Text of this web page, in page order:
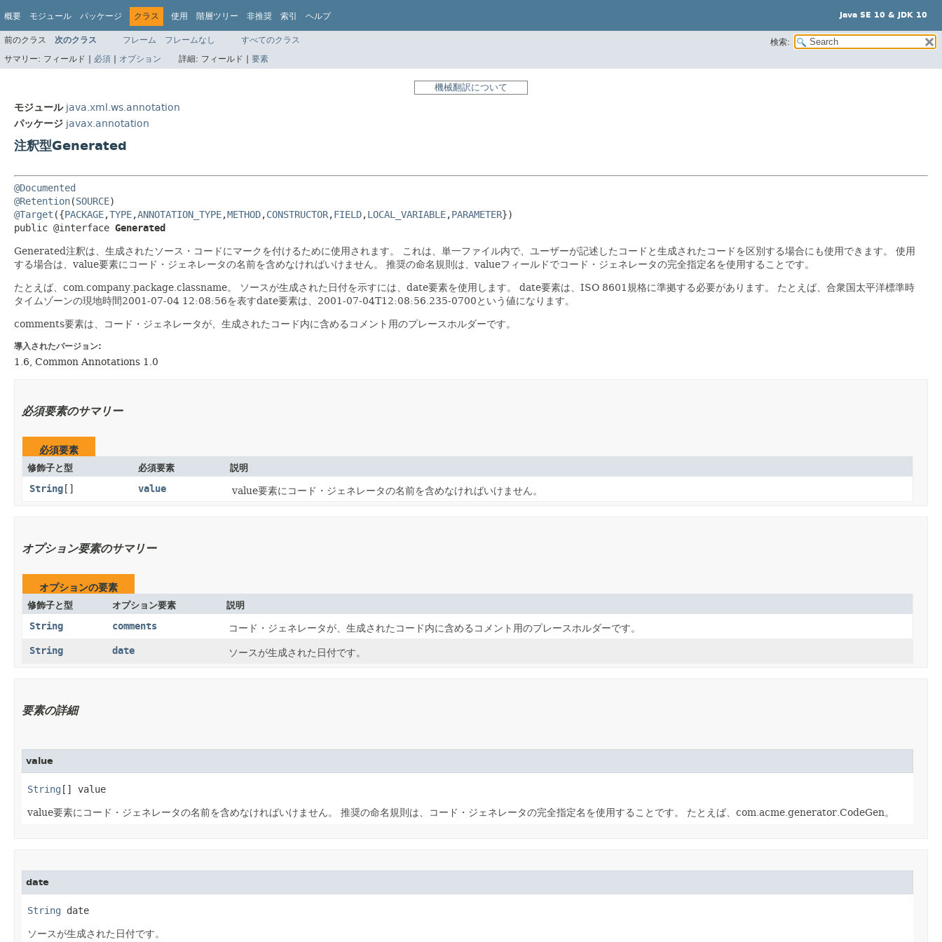
概要 モジュール パッケージ クラス 使用 階層ツリー 非推奨 索引 ヘルプ Java SE 10 & JDK 10
前のクラス 次のクラス フレーム フレームなし すべてのクラス
検索:
サマリー: フィールド | 必須 | オプション 詳細: フィールド | 要素
機械翻訳について
モジュール java.xml.ws.annotation
パッケージ javax.annotation
注釈型Generated
@Documented
@Retention(SOURCE
@Target ({PACKAGE,TYPE,ANNOTATION_TYPE,METHOD,CONSTRUCTOR,FIELD,LOCAL_VARIABLE,PARAMETER})
public @interface Generated
Generated注釈は、生成されたソース・コードにマークを付けるために使用されます。 これは、単一ファイル内で、ユーザーが記述したコードと生成されたコードを区別する場合にも使用できます。
使用
する場合は、value要素にコード・ジェネレータの名前を含めなければいけません。
推奨の命名規則は、valueフィールドでコード・ジェネレータの完全指定名を使用することです。
たとえば、com.company.package.classname。 ソースが生成された日付を示すには、date要素を使用します。 date要素は、ISO 8601規格に準拠する必要があります。
たとえば、合衆国太平洋標準時
タイムゾーンの現地時間2001-07-04 12:08:56を表すdate要素は、2001-07-04T12:08:56.235-0700という値になります。
comments要素は、コード・ジェネレータが、生成されたコード内に含めるコメント用のプレースホルダーです。
導入されたバージョン:
1.6, Common Annotations 1.0
必須要素のサマリー
必須要素
修飾子と型 必須要素 説明
String [] value value要素にコード・ジェネレータの名前を含めなければいけません。
オプション要素のサマリー
オプションの要素
修飾子と型 オプション要素 説明
String comments コード・ジェネレータが、生成されたコード内に含めるコメント用のプレースホルダーです。
String date ソースが生成された日付です。
要素の詳細
value
String [] value
value要素にコード・ジェネレータの名前を含めなければいけません。 推奨の命名規則は、コード・ジェネレータの完全指定名を使用することです。 たとえば、com.acme.generator.CodeGen。
date
String date
ソースが生成された日付です。